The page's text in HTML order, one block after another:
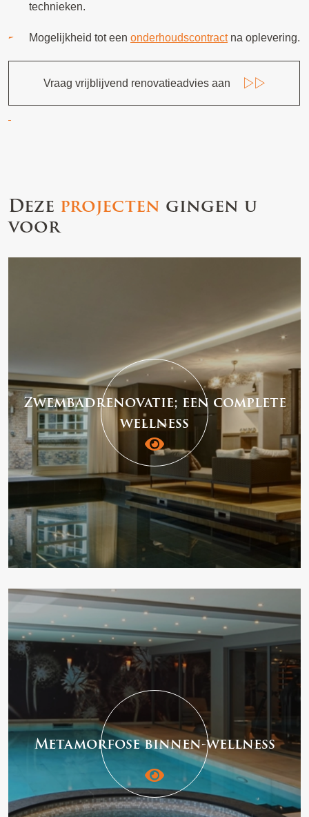
technieken.
Mogelijkheid tot een onderhoudscontractna oplevering.
Vraag vrijblijvend renovatieadvies aan
Deze projecten gingen u
voor
Zwembadrenovatie; een complete
wellness
Metamorfose binnen-wellness